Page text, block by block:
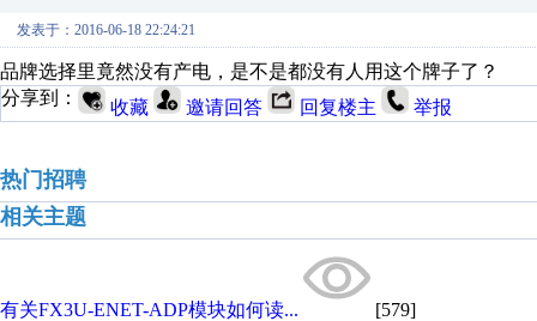
发表于：2016-06-18 22:24:21
品牌选择里竟然没有产电，是不是都没有人用这个牌子了？
分享到：
收藏 邀请回答 回复楼主 举报
热门招聘
相关主题
有关FX3U-ENET-ADP模块如何读... [579]